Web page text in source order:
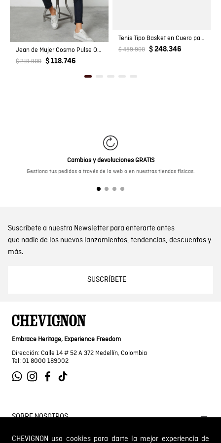
CHEVIGNON usa cookies para darte la mejor experiencia de
Jean de Mujer Cosmo Pulse Oscuro
$ 219.900 $ 118.746
Tenis Tipo Basket en Cuero para Hombre
$ 459.900 $ 248.346
Cambios y devoluciones GRATIS
Gestiona tus pedidos a través de la web o en nuestras tiendas físicas.
Suscríbete a nuestra Newsletter para enterarte antes
que nadie de los nuevos lanzamientos, tendencias, descuentos y
más.
SUSCRÍBETE
Embrace Heritage, Experience Freedom
Dirección: Calle 14 # 52 A 372 Medellín, Colombia
Tel: 01 8000 189002
SOBRE NOSOTROS
Encuentra tu tienda